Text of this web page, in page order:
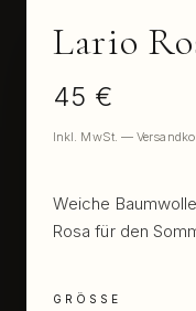
Lario
45 €
Inkl. MwSt. —
Weiche
Rosa für den
GRÖSSE